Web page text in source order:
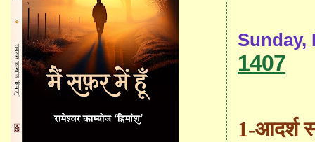
Sunday,
1407
1-आदर्श